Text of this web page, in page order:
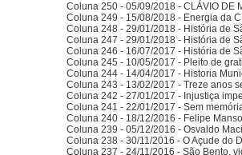
Coluna 250 - 05/09/2018 - CLÁVIO DE
Coluna 249 - 15/08/2018 - Energia da
Coluna 248 - 29/01/2018 - História de
Coluna 247 - 29/01/2018 - História de
Coluna 246 - 16/07/2017 - História de
Coluna 245 - 10/05/2017 - Pleito de
Coluna 244 - 14/04/2017 - Historia
Coluna 243 - 13/02/2017 - Treze anos
Coluna 242 - 27/01/2017 - Injustiça
Coluna 241 - 22/01/2017 - Sem
Coluna 240 - 18/12/2016 - Felipe
Coluna 239 - 05/12/2016 - Osvaldo
Coluna 238 - 30/11/2016 - O Açude do
Coluna 237 - 24/11/2016 - São Bento,